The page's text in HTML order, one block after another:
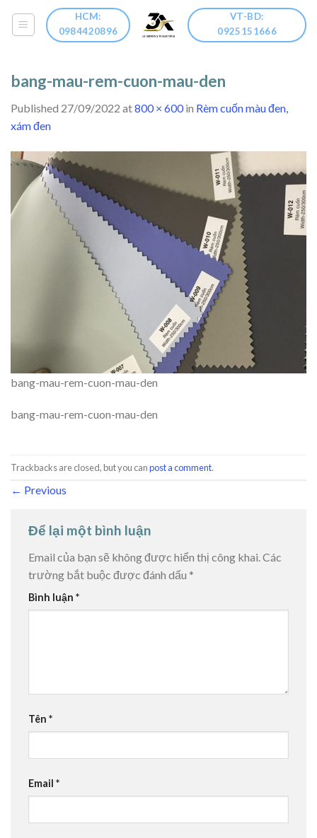
HCM:
0984420896
VT-BD:
0925151666
bang-mau-rem-cuon-mau-den
Published 27/09/2022 at800 × 600in Rèm cuốn màu đen,
xám đen
bang-mau-rem-cuon-mau-den
bang-mau-rem-cuon-mau-den
Trackbacks are closed, but you canpost a comment.
← Previous
Để lại một bình luận
Email của bạn sẽ không được hiển thị công khai.Các
trường bắt buộc được đánh dấu *
Bình luận *
Tên *
Email *